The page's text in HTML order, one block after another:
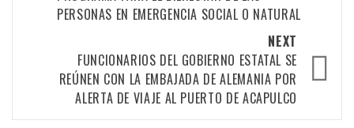
PERSONAS EN EMERGENCIA SOCIAL O NATURAL
NEXT
FUNCIONARIOS DEL GOBIERNO ESTATAL SE
REÚNEN CON LA EMBAJADA DE ALEMANIA POR
ALERTA DE VIAJE AL PUERTO DE ACAPULCO